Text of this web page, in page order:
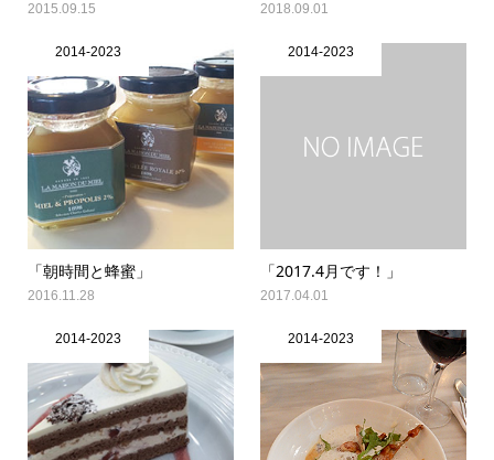
2015.09.15 2018.09.01
2014-2023
「朝時間と蜂蜜」
2016.11.28
2014-2023
「2017.4月です！」
2017.04.01
2014-2023 2014-2023